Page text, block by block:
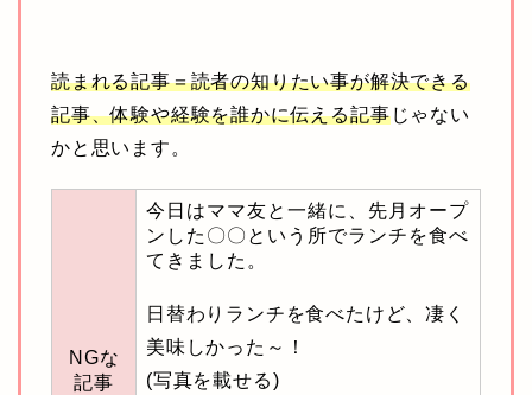
読まれる記事＝読者の知りたい事が解決できる
記事、体験や経験を誰かに伝える記事じゃない
かと思います。
NGな
記事
今日はママ友と一緒に、先月オープ
ンした〇〇という所でランチを食べ
てきました。
日替わりランチを食べたけど、凄く
美味しかった～！
(写真を載せる)